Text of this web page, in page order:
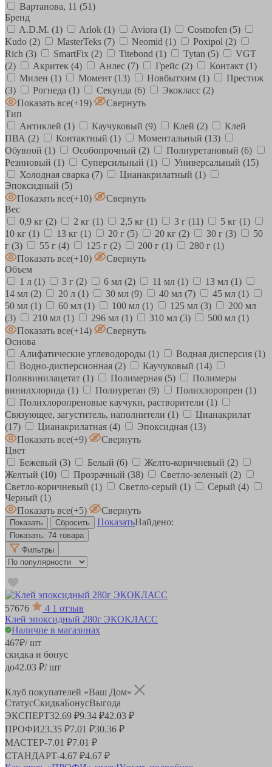
Вартанова, 11 (51)
Бренд
A.D.M. (1) Arlok (1) Aviora (1) Cosmofen (5)
Kudo (2) MasterTeks (7) Neomid (1) Poxipol (2)
Rich (3) SmartFix (2) Titebond (1) Tytan (5)
VGT
(2)
Акритек (4) Анлес (7) Грейс (2) Контакт (1)
Милен (1) Момент (13) Новбытхим (1)
Престиж
(3)
Рогнеда (1) Секунда (6) Экокласс (2)
Показать все(+19)
Свернуть
Тип
Антиклей (1) Каучуковый (9) Клей (2)
Клей
ПВА (2) Контактный (1) Моментальный (13)
Обувной (1) Особопрочный (2) Полиуретановый (6)
Резиновый (1) Суперсильный (1) Универсальный (15)
Холодная сварка (7) Цианакрилатный (1)
Эпоксидный (5)
Показать все(+10)
Свернуть
Вес
0,9 кг (2) 2 кг (1) 2,5 кг (1) 3 г (11) 5 кг (1)
10 кг (1) 13 кг (1) 20 г (5) 20 кг (2) 30 г (3)
50
г (3) 55 г (4) 125 г (2) 200 г (1) 280 г (1)
Показать все(+10)
Свернуть
Объем
1 л (1) 3 г (2) 6 мл (2) 11 мл (1) 13 мл (1)
14 мл (2) 20 л (1) 30 мл (9) 40 мл (7) 45 мл (1)
50 мл (1) 60 мл (1) 100 мл (1) 125 мл (3)
200 мл
(3)
210 мл (1) 296 мл (1) 310 мл (3) 500 мл (1)
Показать все(+14)
Свернуть
Основа
Алифатические углеводороды (1) Водная дисперсия (1)
Водно-дисперсионная (2) Каучуковый (14)
Поливинилацетат (1) Полимерная (5)
Полимеры
винилхлорида (1) Полиуретан (9) Полихлоропрен (1)
Полихлоропреновые каучуки, растворители (1)
Связующее, загуститель, наполнители (1)
Цианакрилат
(17)
Цианакрилатная (4) Эпоксидная (13)
Показать все(+9)
Свернуть
Цвет
Бежевый (3) Белый (6) Желто-коричневый (2)
Желтый (10) Прозрачный (38) Светло-зеленый (2)
Светло-коричневый (1) Светло-серый (1) Серый (4)
Черный (1)
Показать все(+5)
Свернуть
ПоказатьНайдено:
Показать: 74 товара
Фильтры
57676 4 1 отзыв
Клей эпоксидный 280г ЭКОКЛАСС
Наличие в магазинах
467₽/ шт
скидка и бонус
до42.03 ₽/ шт
Клуб покупателей «Ваш Дом»
СтатусСкидкаБонусВыгода
ЭКСПЕРТ32.69 ₽9.34 ₽42.03 ₽
ПРОФИ23.35 ₽7.01 ₽30.36 ₽
МАСТЕР-7.01 ₽7.01 ₽
СТАНДАРТ-4.67 ₽4.67 ₽